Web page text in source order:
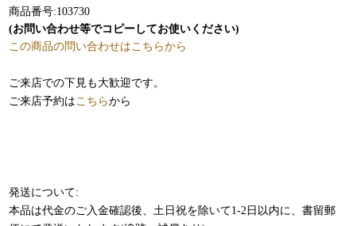
商品番号:103730
(お問い合わせ等でコピーしてお使いください)
この商品の問い合わせはこちらから
ご来店での下見も大歓迎です。
ご来店予約はこちらから
発送について:
本品は代金のご入金確認後、土日祝を除いて1-2日以内に、書留郵